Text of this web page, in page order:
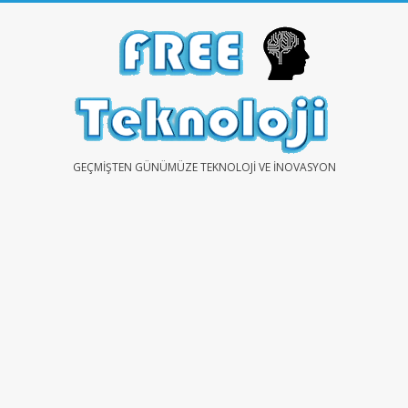
FREEGEÇMIŞTEN GÜNÜMÜZE TEKNOLOJI VE İNOVASYON